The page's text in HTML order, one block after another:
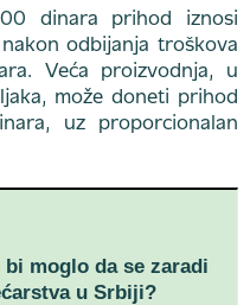
dinara prihod iznosi
odbijanja troškova
Veća proizvodnja, u
može doneti prihod
uz proporcionalan
moglo da se zaradi
u Srbiji?